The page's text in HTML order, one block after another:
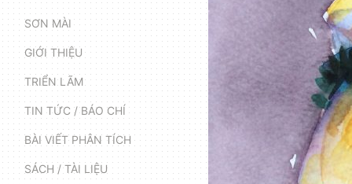
SƠN MÀI
GIỚI THIỆU
TRIỂN LÃM
TIN TỨC / BÁO CHÍ
BÀI VIẾT PHÂN TÍCH
SÁCH / TÀI LIỆU